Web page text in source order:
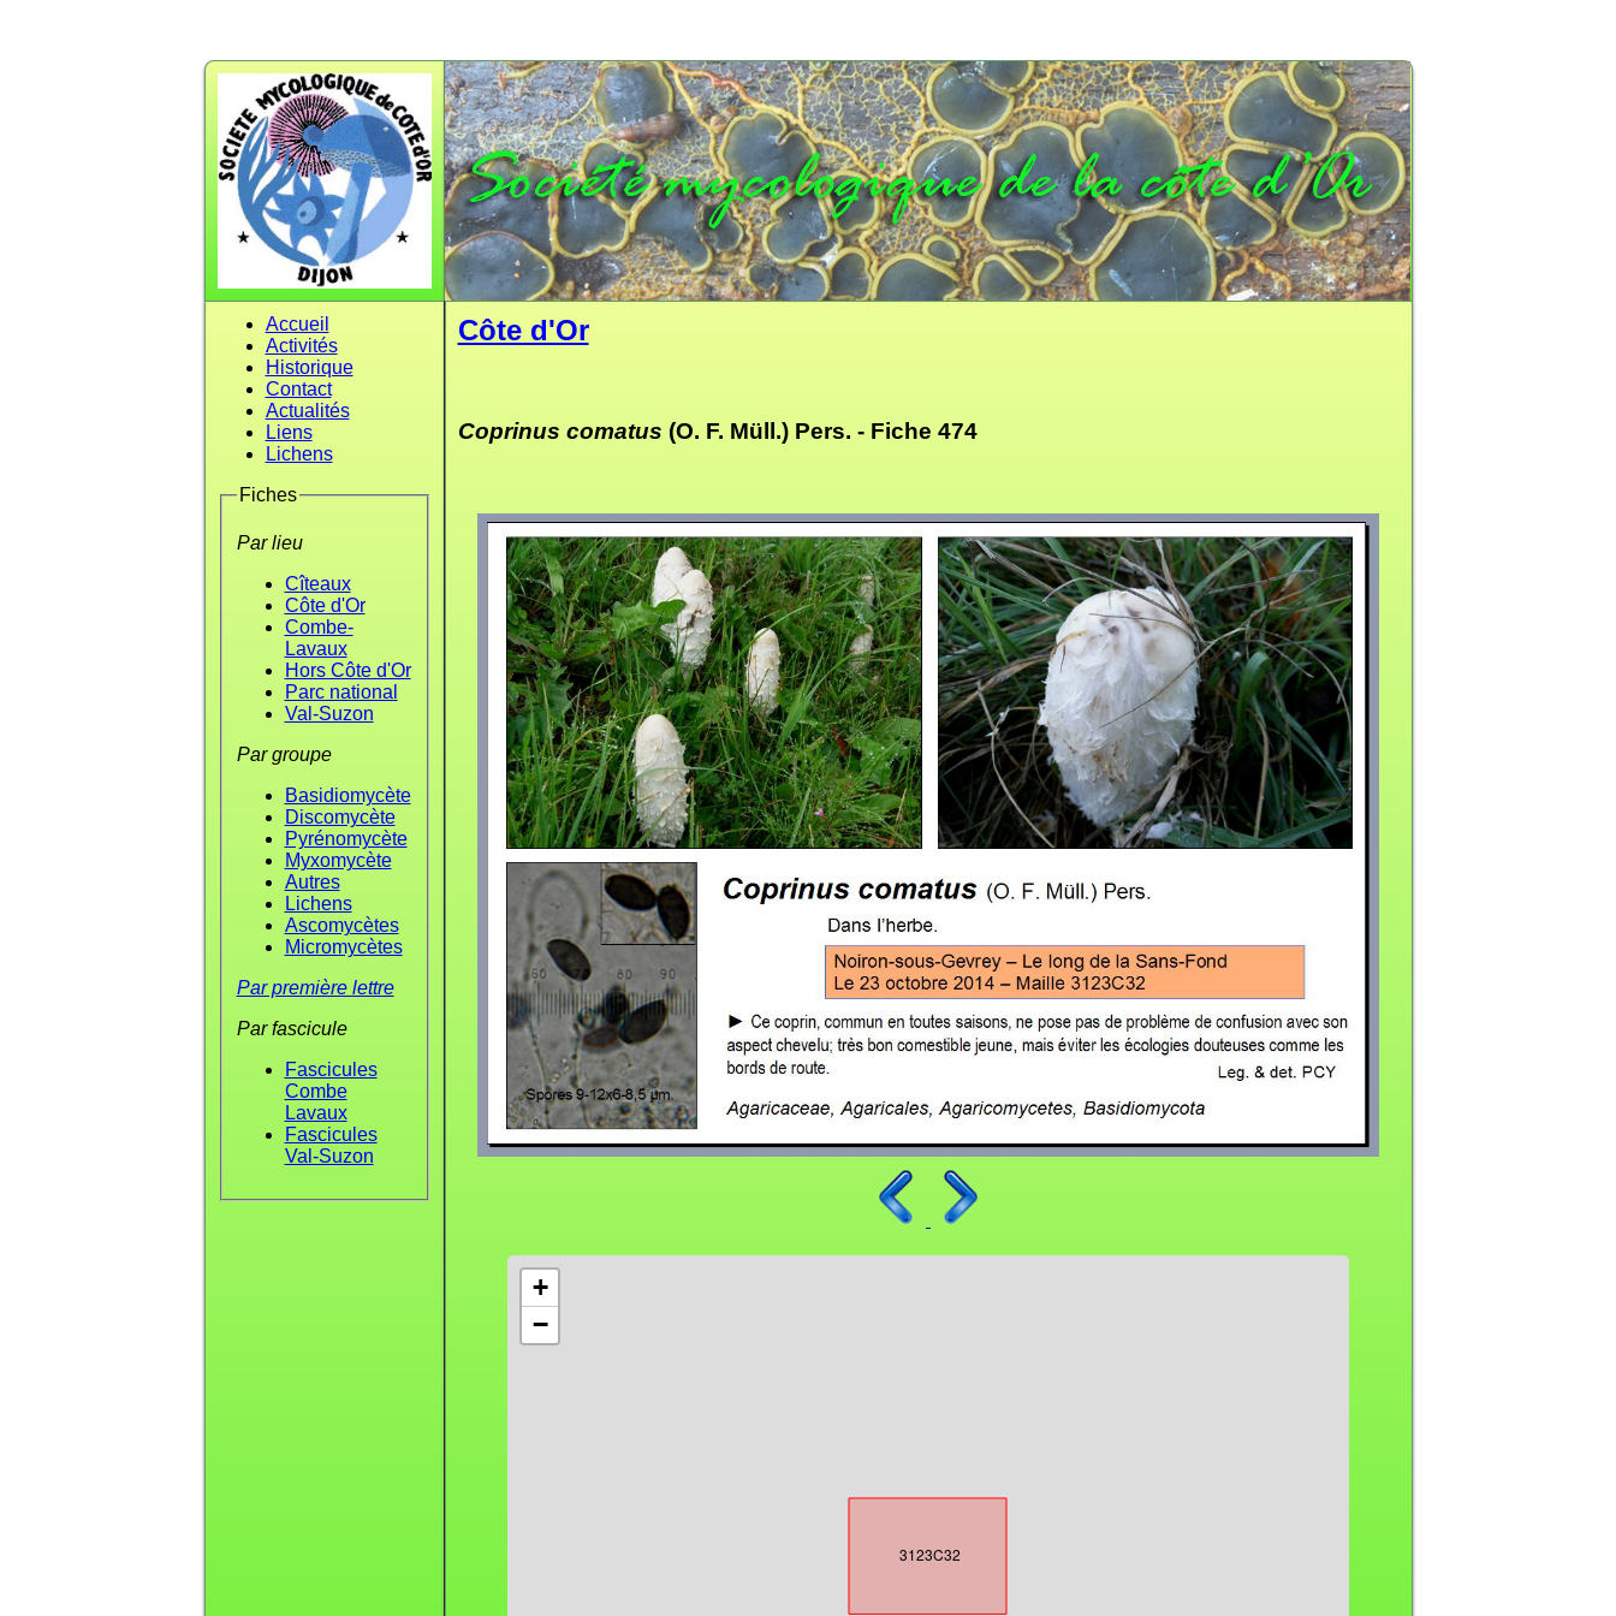
Accueil
Activités
Historique
Contact
Actualités
Liens
Lichens
Fiches
Par lieu
Cîteaux
Côte d'Or
Combe-
Lavaux
Hors Côte d'Or
Parc national
Val-Suzon
Par groupe
Basidiomycète
Discomycète
Pyrénomycète
Myxomycète
Autres
Lichens
Ascomycètes
Micromycètes
Par première lettre
Par fascicule
Fascicules
Combe
Lavaux
Fascicules
Val-Suzon
Côte d'Or
Coprinus comatus (O. F. Müll.) Pers. - Fiche 474
3123C32
+
−